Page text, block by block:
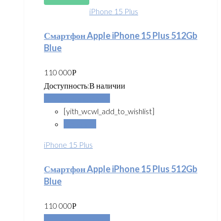
iPhone 15 Plus
Смартфон Apple iPhone 15 Plus 512Gb
Blue
110 000Р
Доступность:В наличии
[yith_wcwl_add_to_wishlist]
iPhone 15 Plus
Смартфон Apple iPhone 15 Plus 512Gb
Blue
110 000Р